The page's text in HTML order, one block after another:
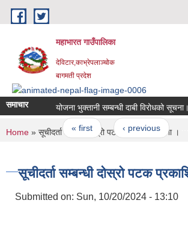
Skip to main content
महाभारत गाउँपालिका
देविटार,काभ्रेपलाञ्चोक
बागमती प्रदेश
समाचार योजना भुक्तानी सम्बन्धी दाबी विरोधको सूचना।
Pages
« first ‹ previous …
You are here
Home » सूचीदर्ता सम्बन्धी दोस्रो पटक प्रकाशित सूचना ।
सूचीदर्ता सम्बन्धी दोस्रो पटक
Submitted on: Sun, 10/20/2024 - 13:10